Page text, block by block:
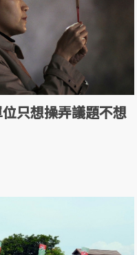
只想操弄議題不想